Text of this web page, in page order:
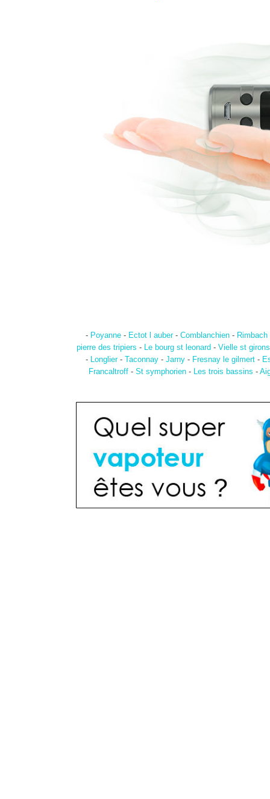
- Poyanne- Ectot l auber- Comblanchien-
pierre des tripiers - Le bourg st leonard - Vielle st girons
- Longlier- Taconnay - Jarny - Fresnay le gilmert -
Francaltroff- St symphorien- Les trois bassins -